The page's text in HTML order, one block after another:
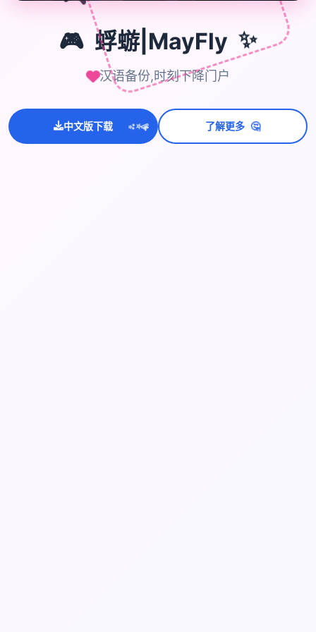
🎮 蜉蝣|MayFly ✨
汉语备份,时刻下降门户
中文版下载 ✨⭐💫 了解更多 🤔